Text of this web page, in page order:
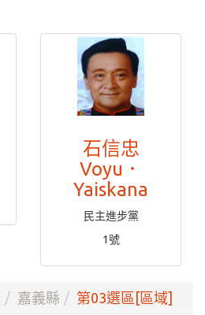
石信忠
Voyu．
Yaiskana
民主進步黨
1號
嘉義縣 第03選區[區域]